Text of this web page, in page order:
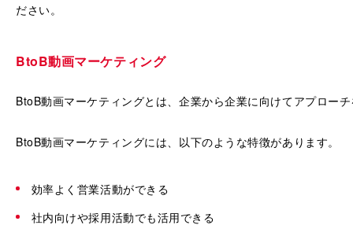
ださい。
BtoB動画マーケティング
BtoB動画マーケティングとは、企業から企業に向けてアプロー
BtoB動画マーケティングには、以下のような特徴があります。
効率よく営業活動ができる
社内向けや採用活動でも活用できる